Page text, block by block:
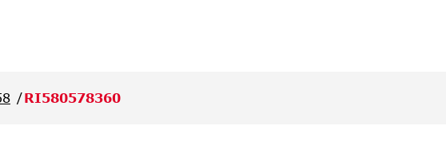
RI580578360